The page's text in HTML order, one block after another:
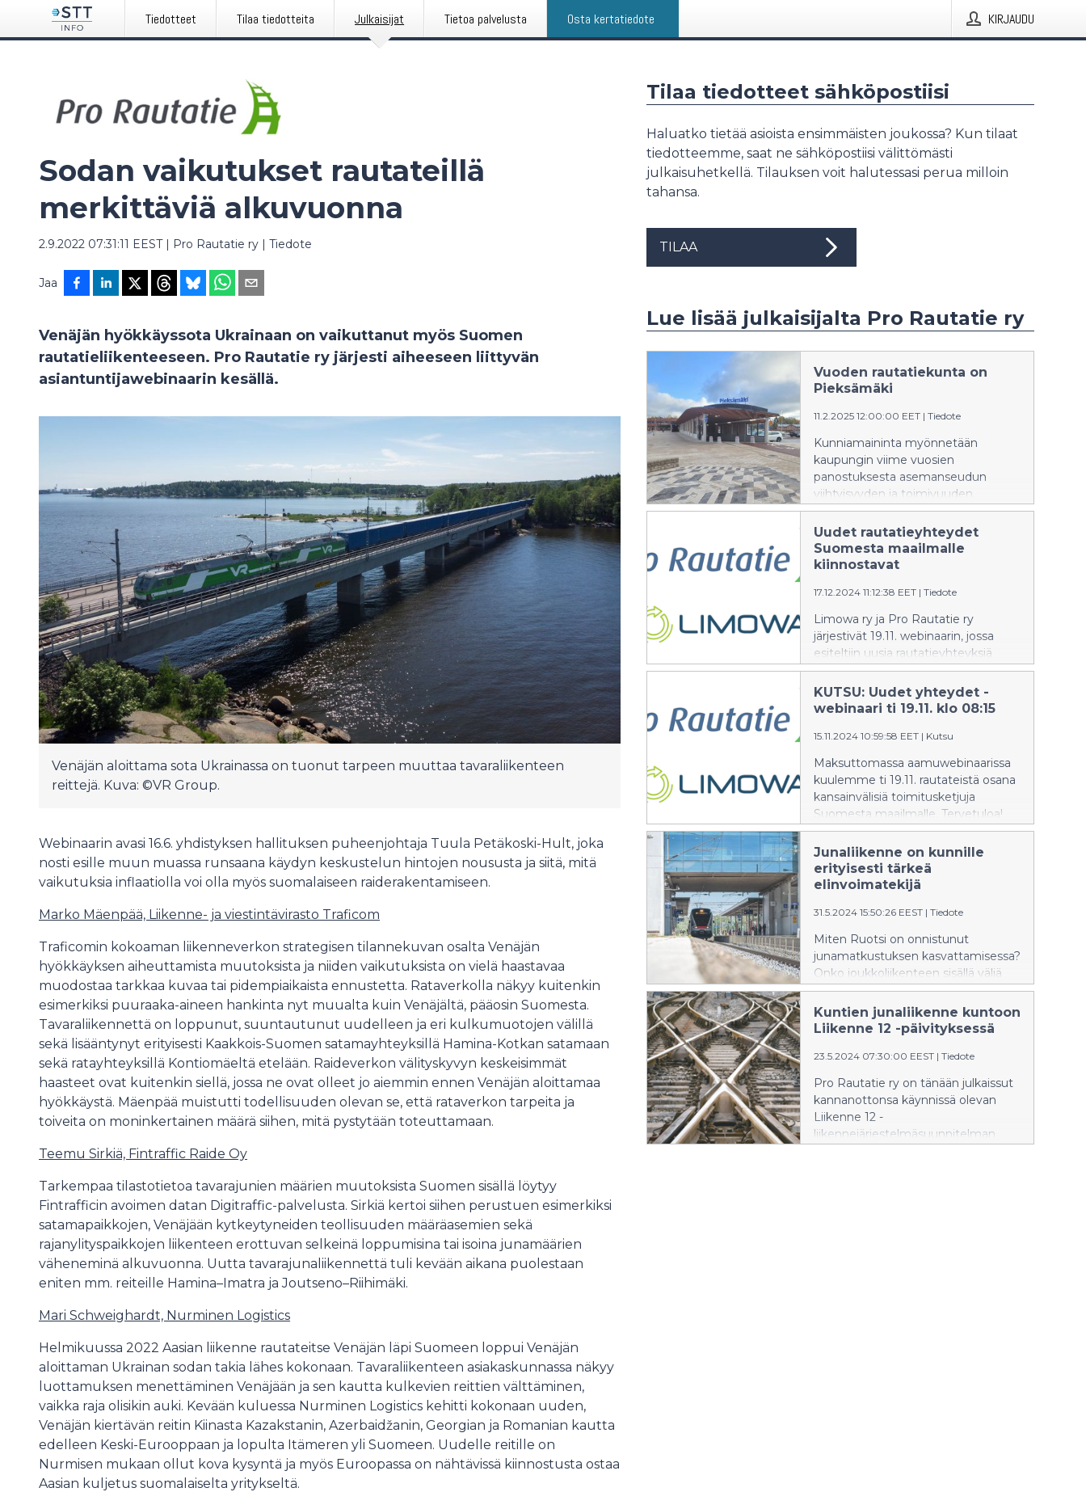
Tiedotteet Tilaa tiedotteita Julkaisijat Tietoa palvelusta Osta kertatiedote KIRJAUDU
Sodan vaikutukset rautateillä
merkittäviä alkuvuonna
2.9.2022 07:31:11 EEST| Pro Rautatie ry | Tiedote
Jaa
Venäjän hyökkäyssota Ukrainaan on vaikuttanut myös Suomen
rautatieliikenteeseen. Pro Rautatie ry järjesti aiheeseen liittyvän
asiantuntijawebinaarin kesällä.
Venäjän aloittama sota Ukrainassa on tuonut tarpeen muuttaa tavaraliikenteen
reittejä. Kuva: ©VR Group.
Webinaarin avasi 16.6. yhdistyksen hallituksen puheenjohtaja Tuula Petäkoski-Hult, joka
nosti esille muun muassa runsaana käydyn keskustelun hintojen noususta ja siitä, mitä
vaikutuksia inflaatiolla voi olla myös suomalaiseen raiderakentamiseen.
Marko Mäenpää, Liikenne- ja viestintävirasto Traficom
Traficomin kokoaman liikenneverkon strategisen tilannekuvan osalta Venäjän
hyökkäyksen aiheuttamista muutoksista ja niiden vaikutuksista on vielä haastavaa
muodostaa tarkkaa kuvaa tai pidempiaikaista ennustetta. Rataverkolla näkyy kuitenkin
esimerkiksi puuraaka-aineen hankinta nyt muualta kuin Venäjältä, pääosin Suomesta.
Tavaraliikennettä on loppunut, suuntautunut uudelleen ja eri kulkumuotojen välillä
sekä lisääntynyt erityisesti Kaakkois-Suomen satamayhteyksillä Hamina-Kotkan satamaan
sekä ratayhteyksillä Kontiomäeltä etelään. Raideverkon välityskyvyn keskeisimmät
haasteet ovat kuitenkin siellä, jossa ne ovat olleet jo aiemmin ennen Venäjän aloittamaa
hyökkäystä. Mäenpää muistutti todellisuuden olevan se, että rataverkon tarpeita ja
toiveita on moninkertainen määrä siihen, mitä pystytään toteuttamaan.
Teemu Sirkiä, Fintraffic Raide Oy
Tarkempaa tilastotietoa tavarajunien määrien muutoksista Suomen sisällä löytyy
Fintrafficin avoimen datan Digitraffic-palvelusta. Sirkiä kertoi siihen perustuen esimerkiksi
satamapaikkojen, Venäjään kytkeytyneiden teollisuuden määräasemien sekä
rajanylityspaikkojen liikenteen erottuvan selkeinä loppumisina tai isoina junamäärien
väheneminä alkuvuonna. Uutta tavarajunaliikennettä tuli kevään aikana puolestaan
eniten mm. reiteille Hamina–Imatra ja Joutseno–Riihimäki.
Mari Schweighardt, Nurminen Logistics
Helmikuussa 2022 Aasian liikenne rautateitse Venäjän läpi Suomeen loppui Venäjän
aloittaman Ukrainan sodan takia lähes kokonaan. Tavaraliikenteen asiakaskunnassa näkyy
luottamuksen menettäminen Venäjään ja sen kautta kulkevien reittien välttäminen,
vaikka raja olisikin auki. Kevään kuluessa Nurminen Logistics kehitti kokonaan uuden,
Venäjän kiertävän reitin Kiinasta Kazakstanin, Azerbaidžanin, Georgian ja Romanian kautta
edelleen Keski-Eurooppaan ja lopulta Itämeren yli Suomeen. Uudelle reitille on
Nurmisen mukaan ollut kova kysyntä ja myös Euroopassa on nähtävissä kiinnostusta ostaa
Aasian kuljetus suomalaiselta yritykseltä.
Tilaa tiedotteet sähköpostiisi
Haluatko tietää asioista ensimmäisten joukossa? Kun tilaat
tiedotteemme, saat ne sähköpostiisi välittömästi
julkaisuhetkellä. Tilauksen voit halutessasi perua milloin
tahansa.
TILAA
Lue lisää julkaisijalta Pro Rautatie ry
Vuoden rautatiekunta on
Pieksämäki
11.2.2025 12:00:00 EET | Tiedote
Kunniamaininta myönnetään
kaupungin viime vuosien
panostuksesta asemanseudun
viihtyisyyden ja toimivuuden
kehittämiseen. Pieksämäen
kaupunki palkittiin Tampereella
tiistaina järjestetyssä raidealan Rata
2025 -tapahtumassa.
Uudet rautatieyhteydet
Suomesta maailmalle
kiinnostavat
17.12.2024 11:12:38 EET | Tiedote
Limowa ry ja Pro Rautatie ry
järjestivät 19.11. webinaarin, jossa
esiteltiin uusia rautatieyhteyksiä
Suomesta maailmalle. Tapahtuma
houkutteli laajasti aiheesta
kiinnostuneita osallistujia, ja neljä eri
teemaa, vaihtoehtoja ja tarpeita
kuljetusratkaisuille.
KUTSU: Uudet yhteydet -
webinaari ti 19.11. klo 08:15
15.11.2024 10:59:58 EET | Kutsu
Maksuttomassa aamuwebinaarissa
kuulemme ti 19.11. rautateistä osana
kansainvälisiä toimitusketjuja
Suomesta maailmalle. Tervetuloa!
Junaliikenne on kunnille
erityisesti tärkeä
elinvoimatekijä
31.5.2024 15:50:26 EEST | Tiedote
Miten Ruotsi on onnistunut
junamatkustuksen kasvattamisessa?
Onko joukkoliikenteen sisällä väliä
kulkuvälineellä? Miten raideliikenne
vaikuttaa alueiden vetovoimaan?
Miten junaliikenteen vetovoimaa
saatiin vastauksia Pro Rautatien
webinaarissa 29.5.2024.
Kuntien junaliikenne kuntoon
Liikenne 12 -päivityksessä
23.5.2024 07:30:00 EEST | Tiedote
Pro Rautatie ry on tänään julkaissut
kannanottonsa käynnissä olevan
Liikenne 12 -
liikennejärjestelmäsuunnitelman